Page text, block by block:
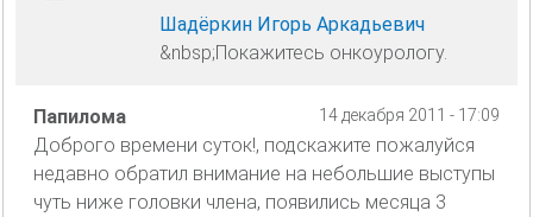
Шадёркин Игорь Аркадьевич
&nbsp;Покажитесь онкоурологу.
14 декабря 2011 - 17:09
Папилома
Доброго времени суток!, подскажите пожалуйся
недавно обратил внимание на небольшие выступы
чуть ниже головки члена, появились месяца 3